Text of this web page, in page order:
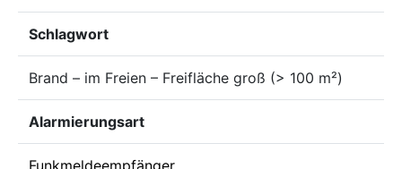
Schlagwort
Brand – im Freien – Freifläche groß (> 100 m²)
Alarmierungsart
Funkmeldeempfänger